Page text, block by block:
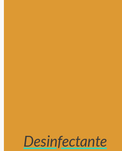
Desinfectante